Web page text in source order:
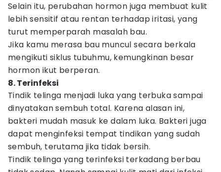
Selain itu, perubahan hormon juga membuat kulit
lebih sensitif atau rentan terhadap iritasi, yang
turut memperparah masalah bau.
Jika kamu merasa bau muncul secara berkala
mengikuti siklus tubuhmu, kemungkinan besar
hormon ikut berperan.
8. Terinfeksi
Tindik telinga menjadi luka yang terbuka sampai
dinyatakan sembuh total. Karena alasan ini,
bakteri mudah masuk ke dalam luka. Bakteri juga
dapat menginfeksi tempat tindikan yang sudah
sembuh, terutama jika tidak bersih.
Tindik telinga yang terinfeksi terkadang berbau